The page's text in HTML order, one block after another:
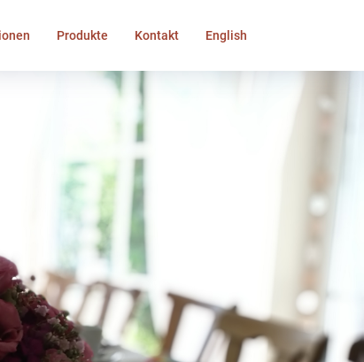
Produkte Kontakt English